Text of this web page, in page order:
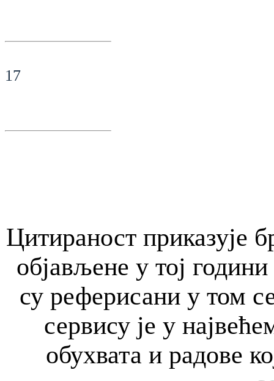
17
Цитираност приказује
објављене у тој
су реферисани у том
сервису је у
обухвата и радове